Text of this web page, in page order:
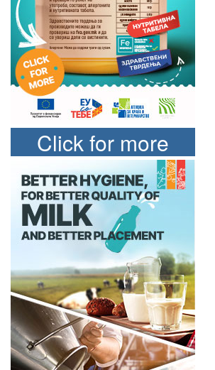
Click for more